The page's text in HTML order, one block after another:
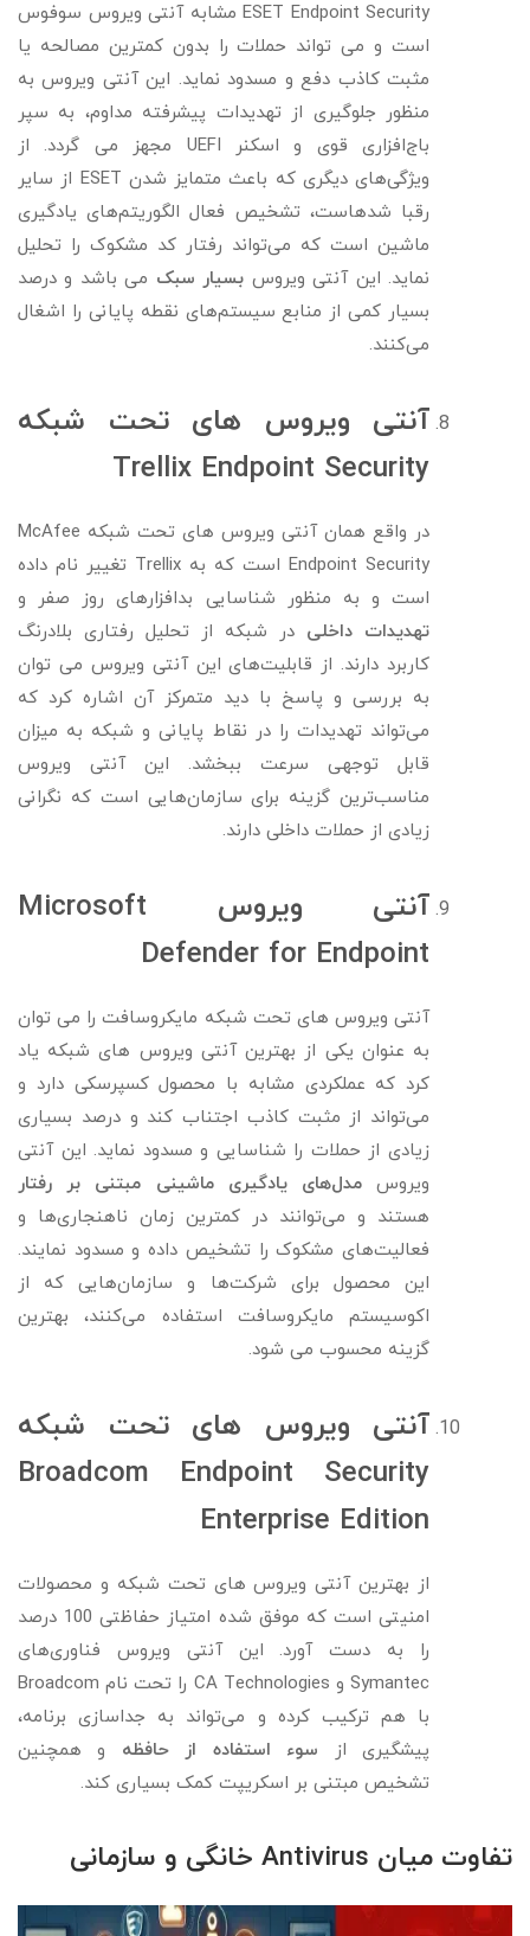
ESET Endpoint Security مشابه آنتی ویروس سوفوس
است و می تواند حملات را بدون کمترین مصالحه یا
مثبت کاذب دفع و مسدود نماید. این آنتی ویروس به
منظور جلوگیری از تهدیدات پیشرفته مداوم، به سپر
باج‌افزاری قوی و اسکنر UEFI مجهز می گردد. از
ویژگی‌های دیگری که باعث متمایز شدن ESET از سایر
رقبا شدهاست، تشخیص فعال الگوریتم‌های یادگیری
ماشین است که می‌تواند رفتار کد مشکوک را تحلیل
نماید. این آنتی ویروس بسیار سبک می باشد و درصد
بسیار کمی از منابع سیستم‌های نقطه پایانی را اشغال
می‌کنند.
آنتی ویروس های تحت شبکه
Trellix Endpoint Security
در واقع همان آنتی ویروس های تحت شبکه McAfee
Endpoint Security است که به Trellix تغییر نام داده
است و به منظور شناسایی بدافزارهای روز صفر و
تهدیدات داخلی در شبکه از تحلیل رفتاری بلادرنگ
کاربرد دارند. از قابلیت‌های این آنتی ویروس می توان
به بررسی و پاسخ با دید متمرکز آن اشاره کرد که
می‌تواند تهدیدات را در نقاط پایانی و شبکه به میزان
قابل توجهی سرعت ببخشد. این آنتی‌ ویروس
مناسب‌ترین گزینه برای سازمان‌هایی است که نگرانی
زیادی از حملات داخلی دارند.
آنتی ویروس Microsoft
Defender for Endpoint
آنتی ویروس های تحت شبکه مایکروسافت را می توان
به عنوان یکی از بهترین آنتی ویروس های شبکه یاد
کرد که عملکردی مشابه با محصول کسپرسکی دارد و
می‌تواند از مثبت کاذب اجتناب کند و درصد بسیاری
زیادی از حملات را شناسایی و مسدود نماید. این آنتی
ویروسمدل‌های یادگیری ماشینی مبتنی بر رفتار
هستند و می‌توانند در کمترین زمان ناهنجاری‌ها و
فعالیت‌های مشکوک را تشخیص داده و مسدود نمایند.
این محصول برای شرکت‌ها و سازمان‌هایی که از
اکوسیستم مایکروسافت استفاده می‌کنند،‌ بهترین
گزینه محسوب می شود.
آنتی ویروس های تحت شبکه
Broadcom Endpoint Security
Enterprise Edition
از بهترین آنتی ویروس های تحت شبکه و محصولات
امنیتی است که موفق شده امتیاز حفاظتی 100 درصد
را به دست آورد. این آنتی ویروس فناوری‌های
Symantec و CA Technologies را تحت نام Broadcom
با هم ترکیب کرده و می‌تواند به جداسازی برنامه،
پیشگیری از سوء استفاده از حافظه و همچنین
تشخیص مبتنی بر اسکریپت کمک بسیاری کند.
تفاوت میان Antivirus خانگی و سازمانی